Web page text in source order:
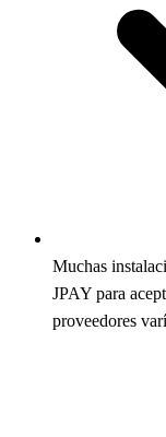
Muchas
JPAY para
proveedores